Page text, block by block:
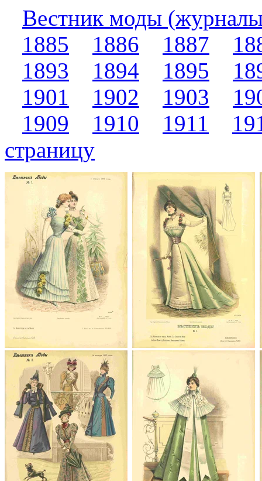
Вестник моды
1885
1886 1887
1893
1894 1895
1901
1902 1903
1909
1910 1911
страницу